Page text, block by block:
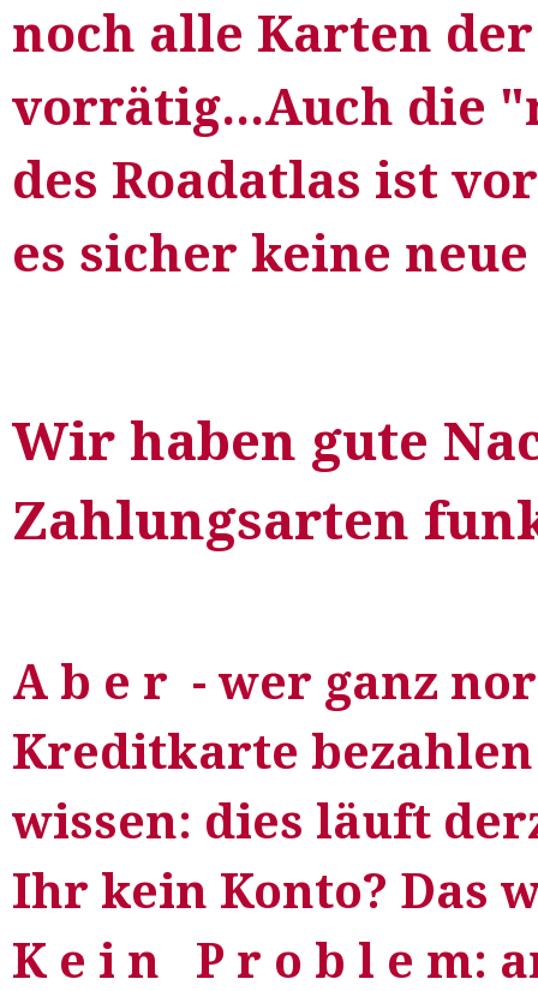
noch alle Karten der
vorrätig...Auch die
des Roadatlas ist
es sicher keine
Wir haben gute
Zahlungsarten
A b e r - wer ganz
Kreditkarte
wissen: dies läuft
Ihr kein Konto? Das
K e i n P r o b l e m: